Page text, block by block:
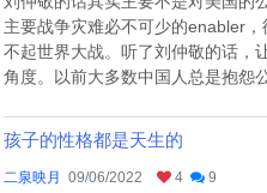
主要战争灾难必不可少的enabler
不起世界大战。听了刘仲敬的话，
角度。以前大多数中国人总是抱怨
孩子的性格都是天生的
二泉映月 09/06/2022 4 9